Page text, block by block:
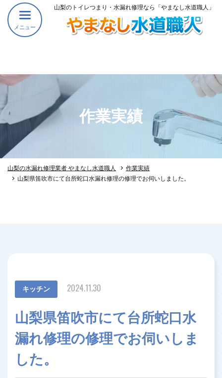
メニュー
山梨のトイレつまり・水漏れ修理なら「やまなし水道職人」
作業実績
山梨の水漏れ修理業者 やまなし水道職人
作業実績
山梨県笛吹市にて台所蛇口水漏れ修理の修理でお伺いしました。
キッチン 2024.11.30
山梨県笛吹市にて台所蛇口水
漏れ修理の修理でお伺いしま
した。